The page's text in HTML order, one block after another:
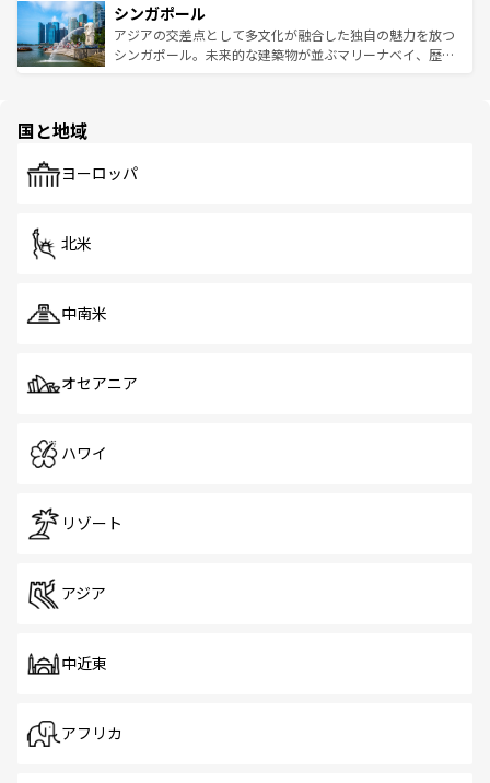
参照してほしい。
激する。気候は一年中温暖で、どの季節にも異なる楽しみ
が待っている。親しみやすいタイの人々、仏教を中心とし
た文化、そして多様な観光資源が、訪れる旅人を魅了し続
み、どこを訪れても感動するはず。観光スポットが密集し
ており、効率よく見どころを回れるのも魅力。息をのむよ
うな絶景から文化的な体験まで、香港を存分に楽しみ尽く
シンガポール
アジアの交差点として多文化が融合した独自の魅力を放つ
シンガポール。未来的な建築物が並ぶマリーナベイ、歴史
で、ホーカーズは地元の風情を楽しめる外せないスポット
国と地域
ヨーロッパ
北米
中南米
オセアニア
ハワイ
リゾート
アジア
中近東
アフリカ